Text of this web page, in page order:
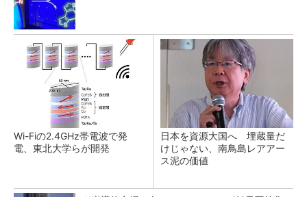
Wi-Fiの2.4GHz帯電波で発
電、東北大学らが開発
日本を資源大国へ 埋蔵量だ
けじゃない、南鳥島レアアー
ス泥の価値